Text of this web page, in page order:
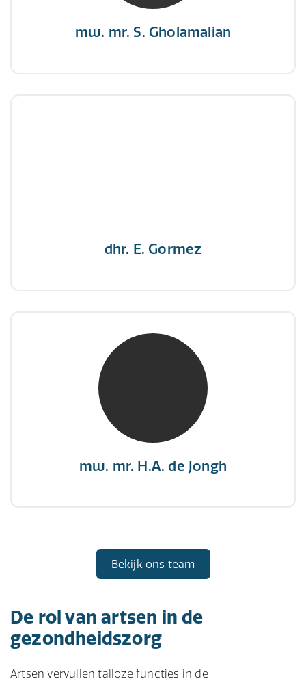
mw. mr. S. Gholamalian
dhr. E. Gormez
mw. mr. H.A. de Jongh
mw. mr. H.A. de Jongh
NIVRE Register-Expert
"There is no elevator to succes, you need to
Bekijk ons team
De rol van artsen in de
gezondheidszorg
Artsen vervullen talloze functies in de